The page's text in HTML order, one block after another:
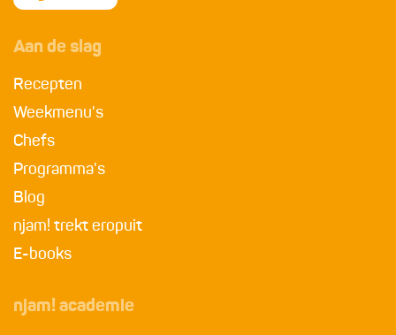
Aan de slag
Recepten
Weekmenu's
Chefs
Programma's
Blog
njam! trekt eropuit
E-books
njam! academie